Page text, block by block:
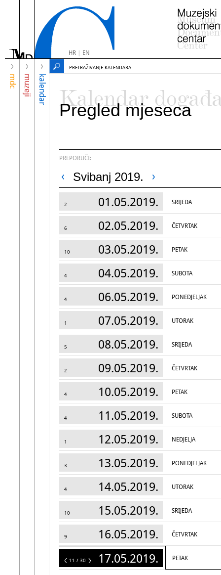
HR| EN
mdc muzeji kalendar
PRETRAŽIVANJE KALENDARA
Kalendar
Pregled mjeseca
PREPORUČI:
Svibanj 2019.
2 01.05.2019. SRIJEDA
6 02.05.2019. ČETVRTAK
10 03.05.2019. PETAK
4 04.05.2019. SUBOTA
4 06.05.2019. PONEDJELJAK
1 07.05.2019. UTORAK
5 08.05.2019. SRIJEDA
2 09.05.2019. ČETVRTAK
4 10.05.2019. PETAK
4 11.05.2019. SUBOTA
1 12.05.2019. NEDJELJA
3 13.05.2019. PONEDJELJAK
4 14.05.2019. UTORAK
10 15.05.2019. SRIJEDA
9 16.05.2019. ČETVRTAK
30 17.05.2019. PETAK
11 / 30